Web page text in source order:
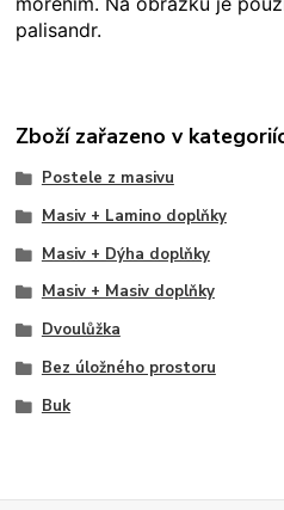
palisandr.
Zboží zařazeno v
Postele z masivu
Masiv + Lamino doplňky
Masiv + Dýha doplňky
Masiv + Masiv doplňky
Dvoulůžka
Bez úložného prostoru
Buk